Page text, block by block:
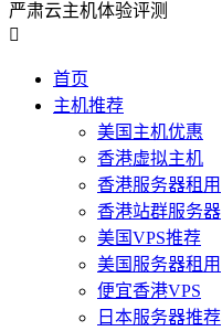
严肃云主机体验评测

首页
主机推荐
美国主机优惠
香港虚拟主机
香港服务器租用
香港站群服务器
美国VPS推荐
美国服务器租用
便宜香港VPS
日本服务器推荐